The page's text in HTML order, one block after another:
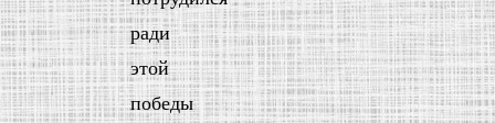
ради
этой
победы